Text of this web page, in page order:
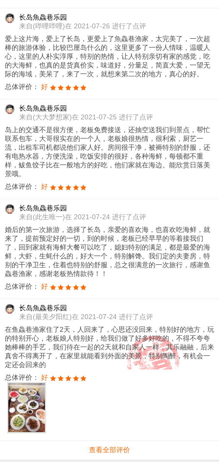
长岛魚鱻巷乐园
来自(哔哩哔哩)在 2021-07-26 进行了点评
爱上这片海，爱上了长岛，更爱上了魚鱻巷渔家，太完美了，一次超
棒的旅游体验，比较巴厘岛什么的，这里更多了一份人情味，温暖人
心，这里的人朴实淳厚，特别的热情，让人特别亲切有家的感觉，吃
的大海鲜，也真的是货真价实，味道好，分量足，简直大爱，一望无
际的海域，美呆了，来了一次，就想来第二次的地方，真心的好。
总体评价： 好
长岛魚鱻巷乐园
来自(大大梦想家)在 2021-07-25 进行了点评
岛上的交通不是很方便，老板免费接送，还抽空送我们到景点，帮忙
联系包车，大哥很实在的一个人，老板娘很热情，很利索，厨艺一
流，出租车司机都说他们家人好。房间很干净，被褥特别的舒服，还
有电热水器，方便洗澡，吃饭安排的很好，各种海鲜，每顿都不重
样，鲅鱼饺子比在一般地方的好吃，他们家就在海边。能欣赏日落美
景哦。
总体评价： 好
长岛魚鱻巷乐园
来自(此生唯一)在 2021-07-24 进行了点评
婚后的第一次旅游，选择了长岛，亲爱的喜欢海，也喜欢吃海鲜，就
来了，提前预定好的一切，到的时候，老板已经早早的等着接我们
了，回到家就有海鲜大餐可以吃了，媳妇特别的满足，都是最爱的海
鲜，大虾，生蚝什么的，好大一个，特别解馋。我们定的夫妻房，特
别的干净卫生，住着也特别的舒服，总之很满意的一次旅行，感谢鱼
鱻巷渔家，感谢老板热情款待！！
总体评价： 好
长岛魚鱻巷乐园
来自(最美夕阳红)在 2021-07-24 进行了点评
在鱼鱻巷渔家住了2天，人回来了，心思还没回来，特别好的地方，玩
的特别开心，老板娘人特别好，给我们做了好多好吃的，不得不夸夸
她棒棒的手艺，我们待在一起的2天就和自家人一样，其乐融融，后来
真舍不得离开了，在家里就能看到外面的美景，特别陶醉，有机会一
定还会回来的
总体评价： 好
查看全部评价